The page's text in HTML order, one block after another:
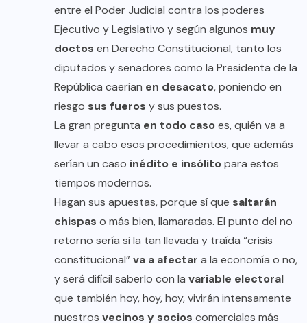
entre el Poder Judicial contra los poderes
Ejecutivo y Legislativo y según algunos muy
doctos en Derecho Constitucional, tanto los
diputados y senadores como la Presidenta de la
República caerían en desacato, poniendo en
riesgo sus fueros y sus puestos.
La gran pregunta en todo casoes, quién va a
llevar a cabo esos procedimientos, que además
serían un caso inédito e insólitopara estos
tiempos modernos.
Hagan sus apuestas, porque sí que saltarán
chispas o más bien, llamaradas. El punto del no
retorno sería si la tan llevada y traída “crisis
constitucional”va a afectar a la economía o no,
y será difícil saberlo con la variable electoral
que también hoy, hoy, hoy, vivirán intensamente
nuestros vecinos y socios comerciales más